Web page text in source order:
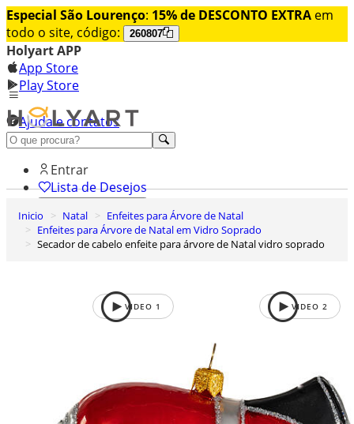
Especial São Lourenço: 15% de DESCONTO EXTRA em
todo o site, código:
260807
Holyart APP
App Store
Play Store
Ajuda e contatos
Conheça premium
Entrar
Lista de Desejos
Carrinho de Compras
Inicio Natal
Enfeites para Árvore de Natal
Enfeites para Árvore de Natal em Vidro Soprado
Secador de cabelo enfeite para árvore de Natal vidro soprado
VIDEO 1 VIDEO 2